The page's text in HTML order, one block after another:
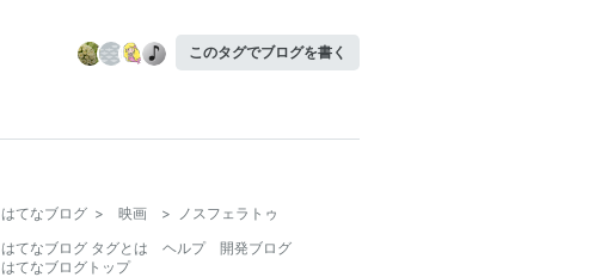
このタグでブログを書く
はてなブログ > 映画 > ノスフェラトゥ
はてなブログ タグとは
ヘルプ
開発ブログ
はてなブログトップ